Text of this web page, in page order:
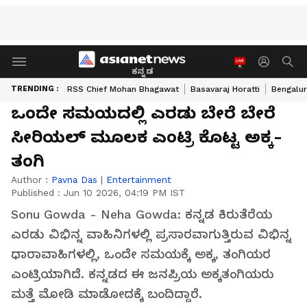
ಕನ್ನಡ
TRENDING : RSS Chief Mohan Bhagawat Basavaraj Horatti
ಒಂದೇ ಸಮಯದಲ್ಲಿ ಎರಡು ಬೇರೆ ಬೇರೆ
ಸೀರಿಯಲ್ ಮೂಲಕ ಎಂಟ್ರಿ ಕೊಟ್ಟ ಅಕ್ಕ-
ತಂಗಿ
Author : Pavna Das | Entertainment
Published : Jun 10 2026, 04:19 PM IST
Sonu Gowda - Neha Gowda: ಕನ್ನಡ ಕಿರುತೆರೆಯ
ಎರಡು ವಿಭಿನ್ನ ವಾಹಿನಿಗಳಲ್ಲಿ ಪ್ರಸಾರವಾಗುತ್ತಿರುವ ವಿಭಿನ್ನ
ಧಾರಾವಾಹಿಗಳಲ್ಲಿ, ಒಂದೇ ಸಮಯಕ್ಕೆ ಅಕ್ಕ, ತಂಗಿಯರ
ಎಂಟ್ರಿಯಾಗಿದೆ. ಕನ್ನಡದ ಈ ಜನಪ್ರಿಯ ಅಕ್ಕತಂಗಿಯರು
ಮತ್ತೆ ಮೋಡಿ ಮಾಡೋದಕ್ಕೆ ಬಂದಿದ್ದಾರೆ.